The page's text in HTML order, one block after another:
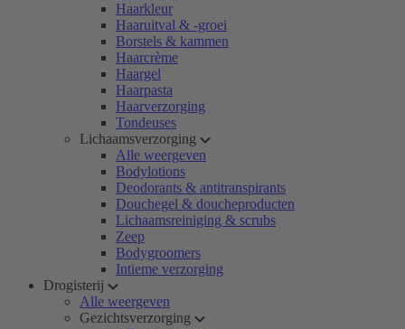
Haarkleur
Haaruitval & -groei
Borstels & kammen
Haarcrème
Haargel
Haarpasta
Haarverzorging
Tondeuses
Lichaamsverzorging
Alle weergeven
Bodylotions
Deodorants & antitranspirants
Douchegel & doucheproducten
Lichaamsreiniging & scrubs
Zeep
Bodygroomers
Intieme verzorging
Drogisterij
Alle weergeven
Gezichtsverzorging